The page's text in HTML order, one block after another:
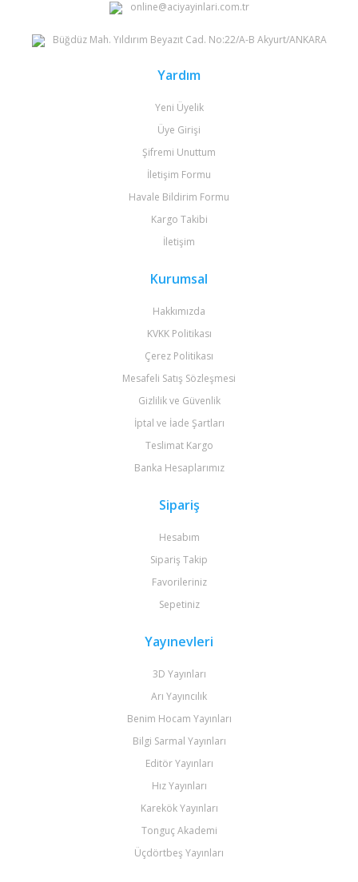
online@aciyayinlari.com.tr
Büğdüz Mah. Yıldırım Beyazıt Cad. No:22/A-B Akyurt/ANKARA
Yardım
Yeni Üyelik
Üye Girişi
Şifremi Unuttum
İletişim Formu
Havale Bildirim Formu
Kargo Takibi
İletişim
Kurumsal
Hakkımızda
KVKK Politikası
Çerez Politikası
Mesafeli Satış Sözleşmesi
Gizlilik ve Güvenlik
İptal ve İade Şartları
Teslimat Kargo
Banka Hesaplarımız
Sipariş
Hesabım
Sipariş Takip
Favorileriniz
Sepetiniz
Yayınevleri
3D Yayınları
Arı Yayıncılık
Benim Hocam Yayınları
Bilgi Sarmal Yayınları
Editör Yayınları
Hız Yayınları
Karekök Yayınları
Tonguç Akademi
Üçdörtbeş Yayınları